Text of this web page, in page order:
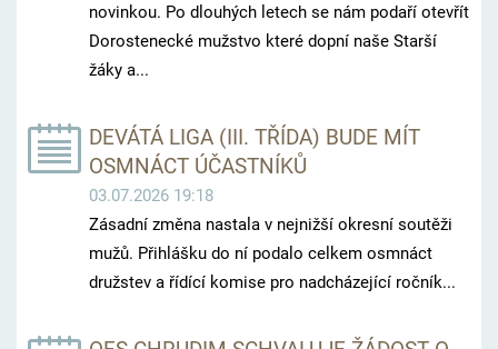
novinkou. Po dlouhých letech se nám podaří otevřít
Dorostenecké mužstvo které dopní naše Starší
žáky a...
DEVÁTÁ LIGA (III. TŘÍDA) BUDE MÍT
OSMNÁCT ÚČASTNÍKŮ
03.07.2026 19:18
Zásadní změna nastala v nejnižší okresní soutěži
mužů. Přihlášku do ní podalo celkem osmnáct
družstev a řídící komise pro nadcházející ročník...